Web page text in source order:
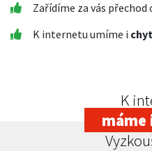
Zařídíme za vás přechod
K internetu umíme i
K